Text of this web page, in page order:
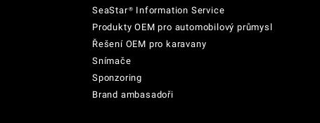
SeaStar® Information Service
Produkty OEM pro automobilový průmysl
Řešení OEM pro karavany
Snímače
Sponzoring
Brand ambasadoři